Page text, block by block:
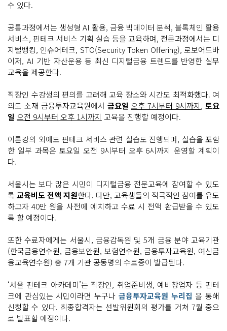
수 있다.
공통과정에서는 생성형 AI 활용, 금융 빅데이터 분석, 블록체인 활용
서비스, 핀테크 서비스 기획 실습 등을 교육하며, 전문과정에서는 디
지털뱅킹, 인슈어테크, STO(Security Token Offering), 로보어드바
이저, AI 기반 자산운용 등 최신 디지털금융 트렌드를 반영한 실무
교육을 제공한다.
직장인 수강생의 편의를 고려해 교육 장소와 시간도 최적화했다. 여
의도 소재 금융투자교육원에서 금요일 오후 7시부터 9시까지,토요
일 오전 9시부터 오후 1시까지 교육을 진행할 예정이다.
이론강의 외에도 핀테크 서비스 관련 실습도 진행되며, 실습을 포함
한 일부 과목은 토요일 오전 9시부터 오후 6시까지 운영할 계획이
다.
서울시는 보다 많은 시민이 디지털금융 전문교육에 참여할 수 있도
록 교육비도 전액 지원한다. 다만, 교육생들의 적극적인 참여를 유도
하고자 40만 원을 사전에 예치하고 수료 시 전액 환급받을 수 있도
록 할 예정이다.
또한 수료자에게는 서울시, 금융감독원 및 5개 금융 분야 교육기관
(한국금융연수원, 금융보안원, 보험연수원, 금융투자교육원, 여신금
융교육연수원) 총 7개 기관 공동명의 수료증이 발급된다.
‘서울 핀테크 아카데미’는 직장인, 취업준비생, 예비창업자 등 핀테
크에 관심있는 시민이라면 누구나 금융투자교육원 누리집 을 통해
신청할 수 있다. 최종합격자는 선발위원회의 평가를 거쳐 7월 중으
로 발표할 예정이다.